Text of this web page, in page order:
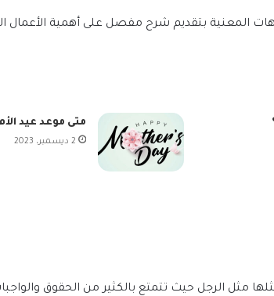
المعنية بتقديم شرح مفصل على أهمية الأعمال
متى موعد عيد
2 ديسمبر، 2023
الرجل حيث تتمتع بالكثير من الحقوق